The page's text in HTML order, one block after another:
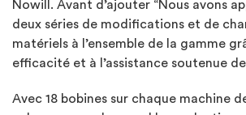
Nowill. Avant d’ajouter “Nous avons
deux séries de modifications et de
matériels à l’ensemble de la gamme
efficacité et à l’assistance soutenue
Avec 18 bobines sur chaque machine